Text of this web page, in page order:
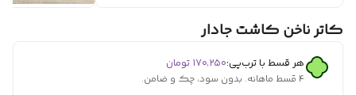
کاتر ناخن کاشت جادار
هر قسط با ترب‌پی:۱۷۰٬۲۵۰ تومان
۴ قسط ماهانه. بدون سود، چک و ضامن.